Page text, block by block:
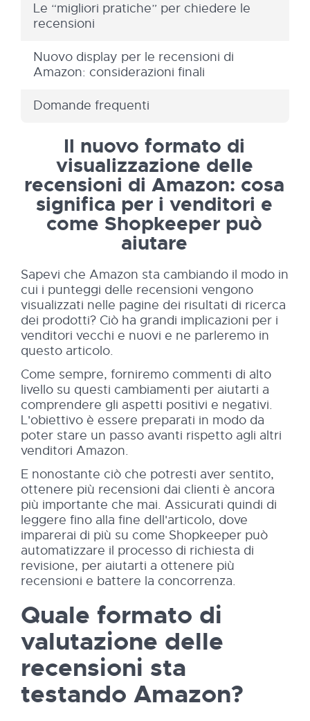
Le “migliori pratiche” per chiedere le
recensioni
Nuovo display per le recensioni di
Amazon: considerazioni finali
Domande frequenti
Il nuovo formato di
visualizzazione delle
recensioni di Amazon: cosa
significa per i venditori e
come Shopkeeper può
aiutare
Sapevi che Amazon sta cambiando il modo in
cui i punteggi delle recensioni vengono
visualizzati nelle pagine dei risultati di ricerca
dei prodotti? Ciò ha grandi implicazioni per i
venditori vecchi e nuovi e ne parleremo in
questo articolo.
Come sempre, forniremo commenti di alto
livello su questi cambiamenti per aiutarti a
comprendere gli aspetti positivi e negativi.
L'obiettivo è essere preparati in modo da
poter stare un passo avanti rispetto agli altri
venditori Amazon.
E nonostante ciò che potresti aver sentito,
ottenere più recensioni dai clienti è ancora
più importante che mai. Assicurati quindi di
leggere fino alla fine dell'articolo, dove
imparerai di più su come Shopkeeper può
automatizzare il processo di richiesta di
revisione, per aiutarti a ottenere più
recensioni e battere la concorrenza.
Quale formato di
valutazione delle
recensioni sta
testando Amazon?